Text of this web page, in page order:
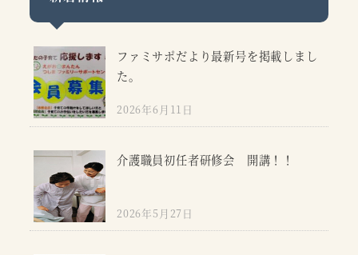
ファミサポだより最新号を掲載しまし
た。
2026年6月11日
介護職員初任者研修会 開講！！
2026年5月27日